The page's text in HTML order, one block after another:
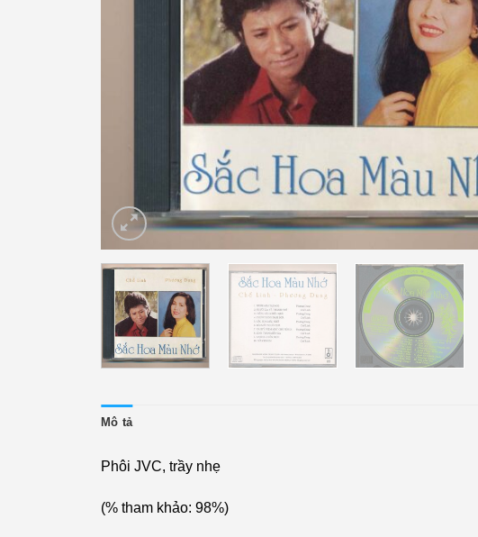
Mô tả
Phôi JVC, trầy nhẹ
(% tham khảo: 98%)